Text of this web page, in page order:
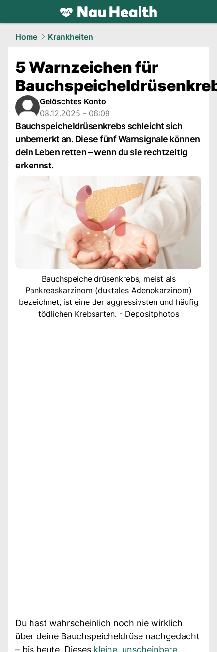
health.NAU.ch
Home Krankheiten
5 Warnzeichen für
Gelöschtes Konto
08.12.2025 - 06:09
Bauchspeicheldrüsenkrebs schleicht sich
unbemerkt an. Diese fünf Warnsignale können
dein Leben retten – wenn du sie rechtzeitig
erkennst.
Bauchspeicheldrüsenkrebs, meist als
Pankreaskarzinom (duktales Adenokarzinom)
bezeichnet, ist eine der aggressivsten und häufig
tödlichen Krebsarten. - Depositphotos
Du hast wahrscheinlich noch nie wirklich
über deine Bauchspeicheldrüse nachgedacht
– bis heute. Dieses kleine, unscheinbare